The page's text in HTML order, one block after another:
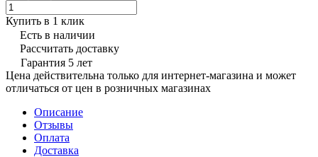
Купить в 1 клик
Есть в наличии
Рассчитать доставку
Гарантия 5 лет
Цена действительна только для интернет-магазина и может
отличаться от цен в розничных магазинах
Описание
Отзывы
Оплата
Доставка